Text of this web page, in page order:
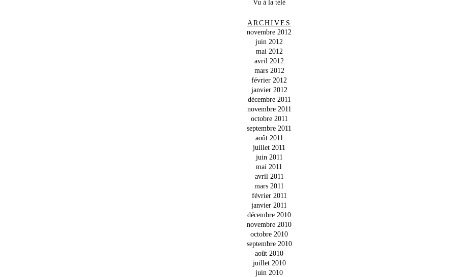
Vu à la télé
ARCHIVES
novembre 2012
juin 2012
mai 2012
avril 2012
mars 2012
février 2012
janvier 2012
décembre 2011
novembre 2011
octobre 2011
septembre 2011
août 2011
juillet 2011
juin 2011
mai 2011
avril 2011
mars 2011
février 2011
janvier 2011
décembre 2010
novembre 2010
octobre 2010
septembre 2010
août 2010
juillet 2010
juin 2010